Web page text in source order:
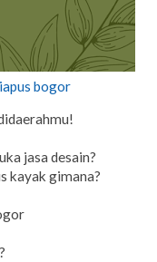
bogor
jasa desain?
kayak gimana?